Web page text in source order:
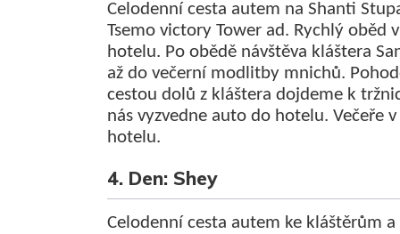
Celodenní cesta autem na Shanti
Tsemo victory Tower ad. Rychlý oběd v
hotelu. Po obědě návštěva kláštera
až do večerní modlitby mnichů.
cestou dolů z kláštera dojdeme k
nás vyzvedne auto do hotelu. Večeře v
hotelu.
4. Den: Shey
Celodenní cesta autem ke kláštěrům a